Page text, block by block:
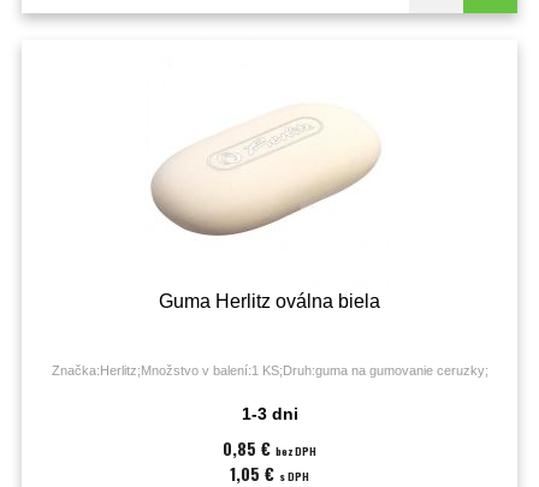
Guma Herlitz oválna biela
Značka:Herlitz;Množstvo v balení:1 KS;Druh:guma na gumovanie ceruzky;
1-3 dni
0,85 € bez DPH
1,05 € s DPH